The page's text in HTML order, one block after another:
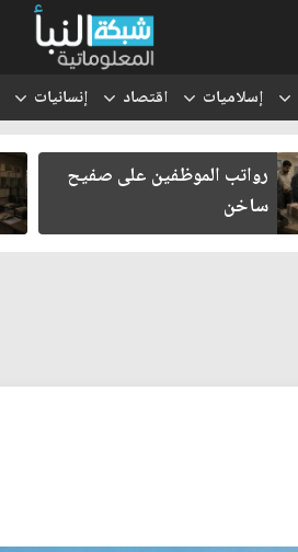
إسلاميات اقتصاد إنسانيات
رواتب الموظفين على صفيح
ساخن